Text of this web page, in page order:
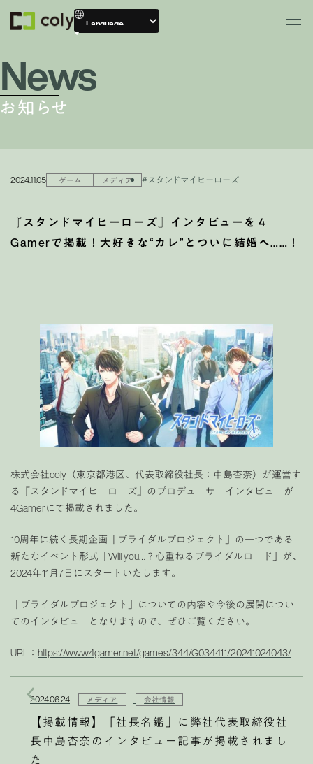
News
お知らせ
2024.11.05 ゲーム メディア #スタンドマイヒーローズ
『スタンドマイヒーローズ』インタビューを４
Gamerで掲載！大好きな“カレ”とついに結婚へ……！
株式会社coly（東京都港区、代表取締役社長：中島杏奈）が運営す
る『スタンドマイヒーローズ』のプロデューサーインタビューが
4Gamerにて掲載されました。
10周年に続く長期企画「ブライダルプロジェクト」の一つである
新たなイベント形式「Will you…？心重ねるブライダルロード」が、
2024年11月7日にスタートいたします。
「ブライダルプロジェクト」についての内容や今後の展開につい
てのインタビューとなりますので、ぜひご覧ください。
URL： https://www.4gamer.net/games/344/G034411/20241024043/
2024.06.24 メディア 会社情報
【掲載情報】「社長名鑑」に弊社代表取締役社
長中島杏奈のインタビュー記事が掲載されまし
た